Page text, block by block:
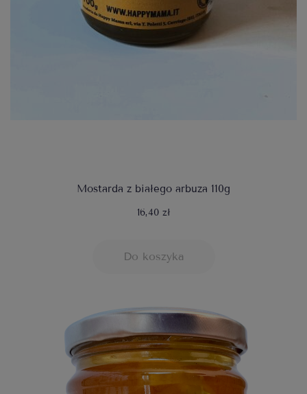
Mostarda z białego arbuza 110g
16,40 zł
Do koszyka